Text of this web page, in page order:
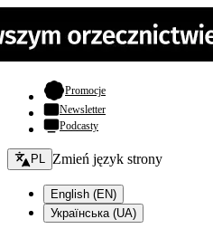
Promocje- otwiera się w nowej
Newsletter
Podcasty
Zmień język - bieżący:
PL Zmień język strony
English (EN)
Українська (UA)